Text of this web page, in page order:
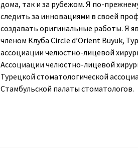
дома, так и за рубежом. Я по-
следить за инновациями в своей
создавать оригинальные работы. Я
членом Клуба Circle d’Orient Büyük,
ассоциации челюстно-лицевой
Ассоциации челюстно-лицевой
Турецкой стоматологической
Стамбульской палаты стоматологов.